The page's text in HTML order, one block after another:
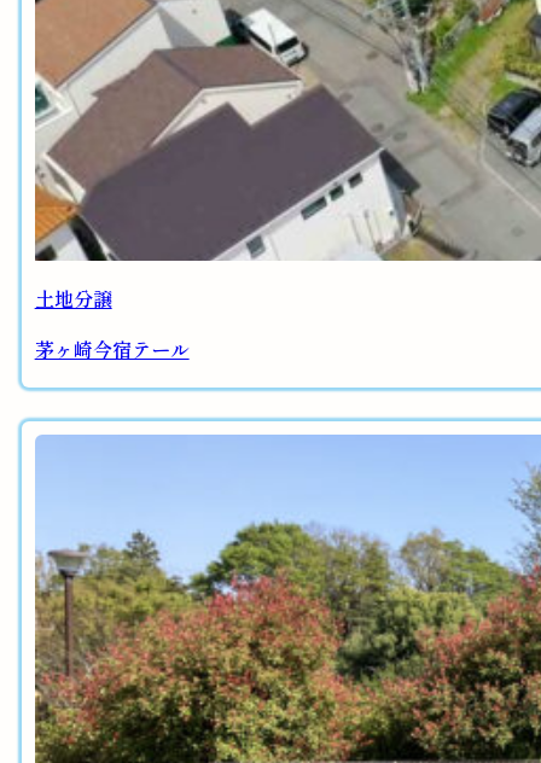
土地分譲
茅ヶ崎今宿テール